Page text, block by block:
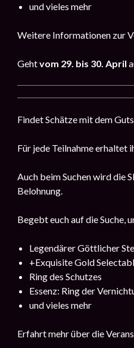
und vieles mehr
Weitere Informationen zur
Gehtvom 29. bis 30. April
Findet Schätze mit dem
Für jede Teilnahme erhaltet
Auch beim Suchen wird die
Belohnung.
Begebt euch auf die Suche,
Legendärer Göttlicher
+Exquisite Gold
Ring des Schutzes
Essenz: Ring der
und vieles mehr
Erfahrt mehr über die